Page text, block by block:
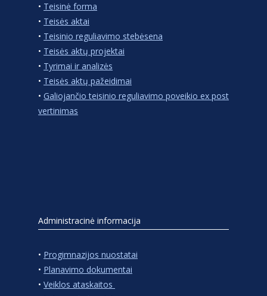
• Teisinė forma
• Teisės aktai
• Teisinio reguliavimo stebėsena
• Teisės aktų projektai
• Tyrimai ir analizės
• Teisės aktų pažeidimai
• Galiojančio teisinio reguliavimo poveikio ex post
vertinimas
Administracinė informacija
• Progimnazijos nuostatai
• Planavimo dokumentai
• Veiklos ataskaitos